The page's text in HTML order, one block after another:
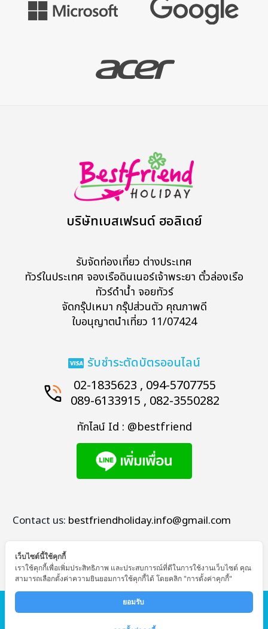
บริษัทเบสเฟรนด์ ฮอลิเดย์
รับจัดท่องเที่ยว ต่างประเทศ
ทัวร์ในประเทศ จองเรือดินเนอร์เจ้าพระยา ตั๋วล่องเรือ
ทัวร์ดำน้ำ จอยทัวร์
จัดกรุ๊ปเหมา กรุ๊ปส่วนตัว คุณภาพดี
ใบอนุญาตนำเที่ยว 11/07424
รับชำระตัดบัตรออนไลน์
02-1835623 , 094-5707755
089-6133915 , 082-3550282
ทักไลน์ Id : @bestfriend
Contact us: bestfriendholiday.info@gmail.com
© Copyright - Bestfriend Holiday
เว็บไซต์นี้ใช้คุกกี้
เราใช้คุกกี้เพื่อเพิ่มประสิทธิภาพ และประสบการณ์ที่ดีในการใช้งานเว็บไซต์ คุณ
สามารถเลือกตั้งค่าความยินยอมการใช้คุกกี้ได้ โดยคลิก "การตั้งค่าคุกกี้"
ยอมรับ